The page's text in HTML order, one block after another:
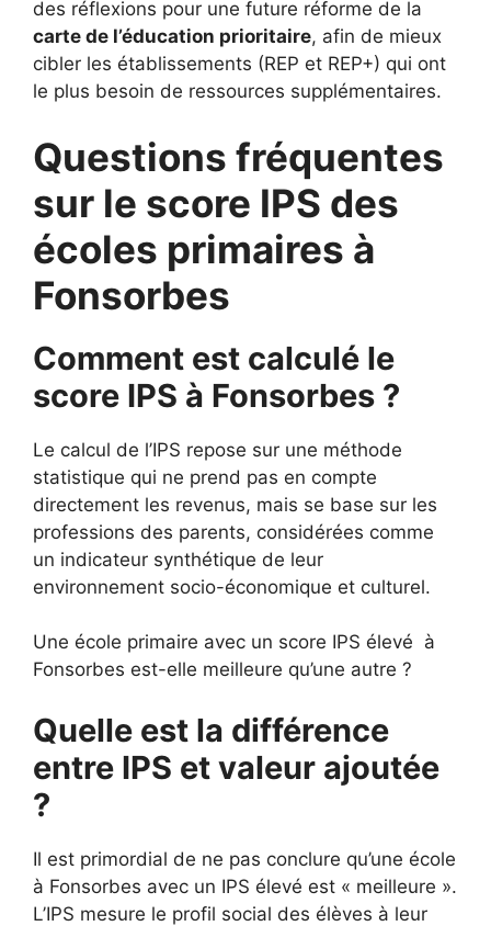
des réflexions pour une future réforme de la
carte de l’éducation prioritaire, afin de mieux
cibler les établissements (REP et REP+) qui ont
le plus besoin de ressources supplémentaires.
Questions fréquentes
sur le score IPS des
écoles primaires à
Fonsorbes
Comment est calculé le
score IPS à Fonsorbes ?
Le calcul de l’IPS repose sur une méthode
statistique qui ne prend pas en compte
directement les revenus, mais se base sur les
professions des parents, considérées comme
un indicateur synthétique de leur
environnement socio-économique et culturel.
Une école primaire avec un score IPS élevé à
Fonsorbes est-elle meilleure qu’une autre ?
Quelle est la différence
entre IPS et valeur ajoutée
?
Il est primordial de ne pas conclure qu’une école
à Fonsorbes avec un IPS élevé est « meilleure ».
L’IPS mesure le profil social des élèves à leur